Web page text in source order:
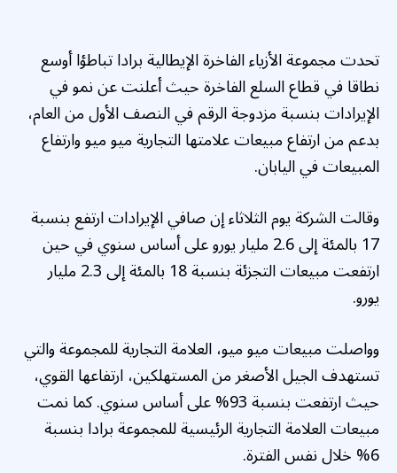
تحدت مجموعة الأزياء الفاخرة الإيطالية برادا تباطؤا أوسع
نطاقا في قطاع السلع الفاخرة حيث أعلنت عن نمو في
الإيرادات بنسبة مزدوجة الرقم في النصف الأول من العام،
بدعم من ارتفاع مبيعات علامتها التجارية ميو ميو وارتفاع
المبيعات في اليابان.
وقالت الشركة يوم الثلاثاء إن صافي الإيرادات ارتفع بنسبة
17 بالمئة إلى 2.6 مليار يورو على أساس سنوي في حين
ارتفعت مبيعات التجزئة بنسبة 18 بالمئة إلى 2.3 مليار
يورو.
وواصلت مبيعات ميو ميو، العلامة التجارية للمجموعة والتي
تستهدف الجيل الأصغر من المستهلكين، ارتفاعها القوي،
حيث ارتفعت بنسبة 93% على أساس سنوي. كما نمت
مبيعات العلامة التجارية الرئيسية للمجموعة برادا بنسبة
6% خلال نفس الفترة.